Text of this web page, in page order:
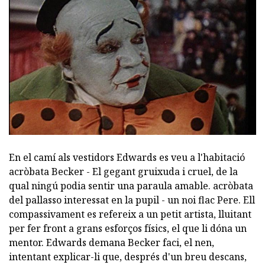
En el camí als vestidors Edwards es veu a l'habitació
acròbata Becker - El gegant gruixuda i cruel, de la
qual ningú podia sentir una paraula amable. acròbata
del pallasso interessat en la pupil - un noi flac Pere. Ell
compassivament es refereix a un petit artista, lluitant
per fer front a grans esforços físics, el que li dóna un
mentor. Edwards demana Becker faci, el nen,
intentant explicar-li que, després d'un breu descans,